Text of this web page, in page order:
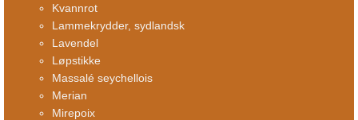
Kvannrot
Lammekrydder, sydlandsk
Lavendel
Løpstikke
Massalé seychellois
Merian
Mirepoix